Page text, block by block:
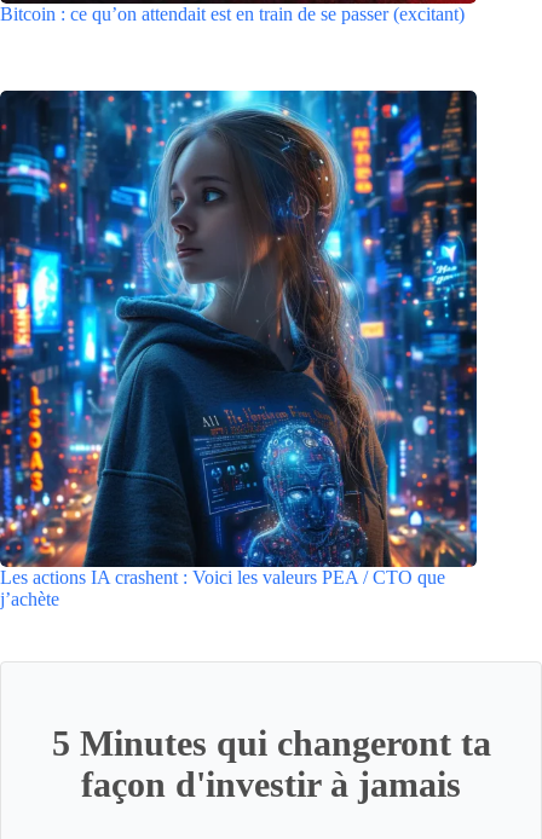
Bitcoin : ce qu’on attendait est en train de se passer (excitant)
Les actions IA crashent : Voici les valeurs PEA / CTO que
j’achète
5 Minutes qui changeront ta
façon d'investir à jamais